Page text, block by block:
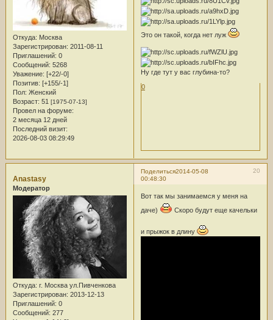
Откуда: Москва
Зарегистрирован: 2011-08-11
Приглашений: 0
Сообщений: 5268
Уважение: [+22/-0]
Позитив: [+155/-1]
Пол: Женский
Возраст: 51 [1975-07-13]
Провел на форуме:
2 месяца 12 дней
Последний визит:
2026-08-03 08:29:49
Это он такой, когда нет луж
Ну где тут у вас глубина-то?
0
Поделиться 20
2014-05-08
00:48:30
Anastasy
Модератор
Откуда: г. Москва ул.Пивченкова
Зарегистрирован: 2013-12-13
Приглашений: 0
Сообщений: 277
Вот так мы занимаемся у меня на
даче)
Скоро будут еще качельки
и прыжок в длину